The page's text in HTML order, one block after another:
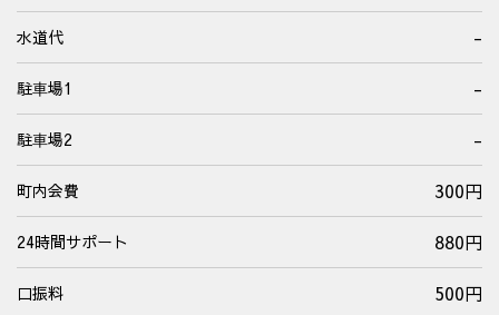
水道代 -
駐⾞場1 -
駐⾞場2 -
町内会費 300円
24時間サポート 880円
口振料 500円